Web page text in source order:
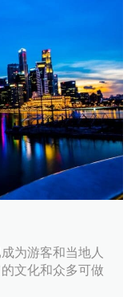
为游客和当地人
文化和众多可做